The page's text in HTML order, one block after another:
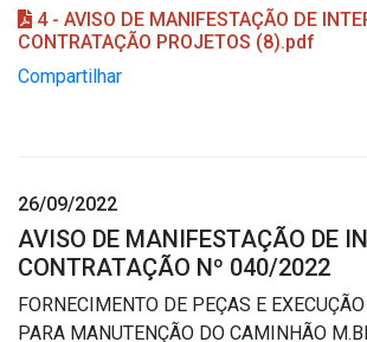
4 - AVISO DE MANIFESTAÇÃO DE
CONTRATAÇÃO PROJETOS (8).pdf
Compartilhar
26/09/2022
AVISO DE MANIFESTAÇÃO DE
CONTRATAÇÃO Nº 040/2022
FORNECIMENTO DE PEÇAS E
PARA MANUTENÇÃO DO CAMINHÃO